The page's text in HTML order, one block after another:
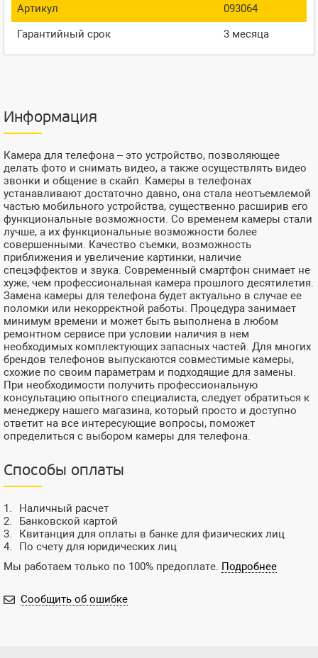
Артикул
093064
Гарантийный срок
3 месяца
Информация
Камера для телефона – это устройство, позволяющее
делать фото и снимать видео, а также осуществлять видео
звонки и общение в скайп. Камеры в телефонах
устанавливают достаточно давно, она стала неотъемлемой
частью мобильного устройства, существенно расширив его
функциональные возможности. Со временем камеры стали
лучше, а их функциональные возможности более
совершенными. Качество съемки, возможность
приближения и увеличение картинки, наличие
спецэффектов и звука. Cовременный смартфон снимает не
хуже, чем профессиональная камера прошлого десятилетия.
Замена камеры для телефона будет актуально в случае ее
поломки или некорректной работы. Процедура занимает
минимум времени и может быть выполнена в любом
ремонтном сервисе при условии наличия в нем
необходимых комплектующих запасных частей. Для многих
брендов телефонов выпускаются совместимые камеры,
схожие по своим параметрам и подходящие для замены.
При необходимости получить профессиональную
консультацию опытного специалиста, следует обратиться к
менеджеру нашего магазина, который просто и доступно
ответит на все интересующие вопросы, поможет
определиться с выбором камеры для телефона.
Способы оплаты
Наличный расчет
Банковской картой
Квитанция для оплаты в банке для физических лиц
По счету для юридических лиц
Мы работаем только по 100% предоплате. Подробнее
Сообщить об ошибке